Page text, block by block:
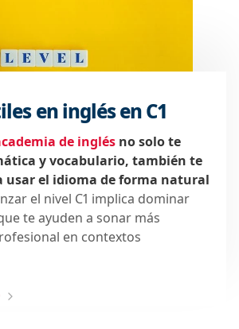
en inglés en C1
de inglés no solo te
y vocabulario, también te
usar el idioma de forma natural
el nivel C1 implica dominar
te ayuden a sonar más
en contextos